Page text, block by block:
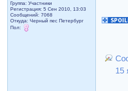
Группа: Участники
Регистрация: 5 Сен 2010, 13:03
Сообщений: 7068
Откуда: Черный пес Петербург
Пол:
15